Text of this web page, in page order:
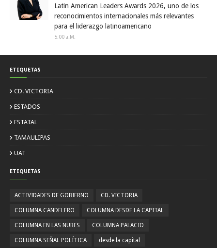
Latin American Leaders Awards 2026, uno de los
reconocimientos internacionales más relevantes
para el liderazgo latinoamericano
5:00 A.m.
ETIQUETAS
CD. VICTORIA
ESTADOS
ESTATAL
TAMAULIPAS
UAT
ETIQUETAS
ACTIVIDADES DE GOBIERNO CD. VICTORIA
COLUMNA CANDELERO COLUMNA DESDE LA CAPITAL
COLUMNA EN LAS NUBES COLUMNA PALACIO
COLUMNA SEÑAL POLÍTICA desde la capital